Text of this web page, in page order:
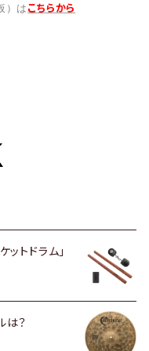
）は こちらから
トドラム」
は？